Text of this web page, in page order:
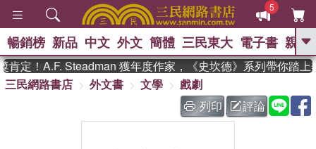
5
GO
熱搜： 東野圭吾
、 如果歷史是一群喵 、 暑期
國際布克獎 臺灣漫遊錄 、 方
暢銷榜 新品 中文 外文 簡體 三民東大 電子書 親子
定！A.F. Steadman 獲年度作家，《史坎德》系列帶你踏上
三民網路書店
外文書 文學
戲劇
列印
評論